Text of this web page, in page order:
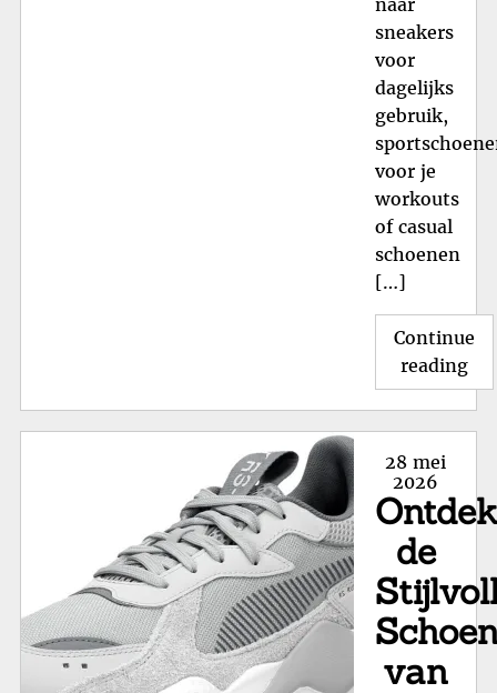
sneakers
voor
dagelijks
gebruik,
voor je
workouts
of casual
schoenen
[…]
Continue
reading
de
Posted
on
28 mei
2026
Ontdek
de
van